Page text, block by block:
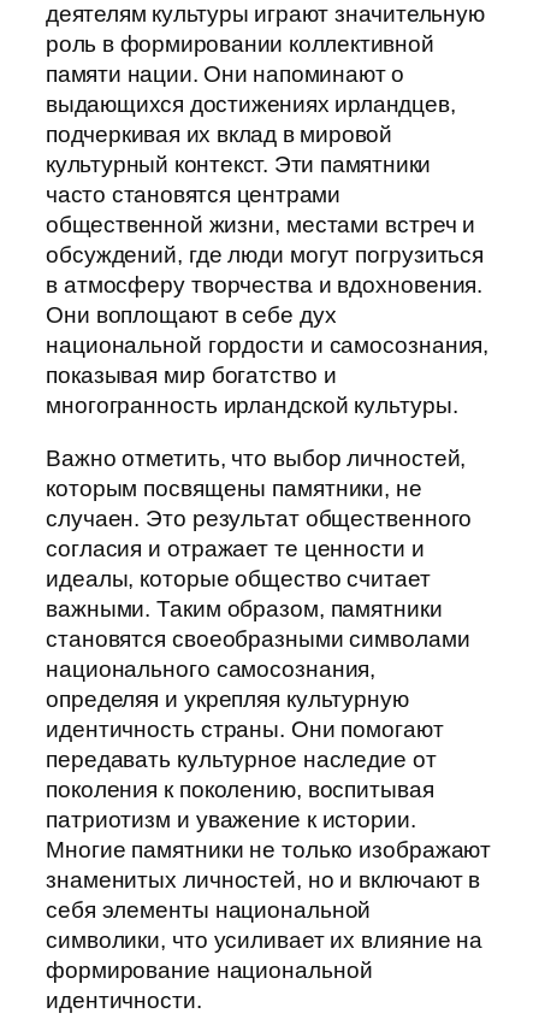
деятелям культуры играют значительную
роль в формировании коллективной
памяти нации. Они напоминают о
выдающихся достижениях ирландцев,
подчеркивая их вклад в мировой
культурный контекст. Эти памятники
часто становятся центрами
общественной жизни, местами встреч и
обсуждений, где люди могут погрузиться
в атмосферу творчества и вдохновения.
Они воплощают в себе дух
национальной гордости и самосознания,
показывая мир богатство и
многогранность ирландской культуры.
Важно отметить, что выбор личностей,
которым посвящены памятники, не
случаен. Это результат общественного
согласия и отражает те ценности и
идеалы, которые общество считает
важными. Таким образом, памятники
становятся своеобразными символами
национального самосознания,
определяя и укрепляя культурную
идентичность страны. Они помогают
передавать культурное наследие от
поколения к поколению, воспитывая
патриотизм и уважение к истории.
Многие памятники не только изображают
знаменитых личностей, но и включают в
себя элементы национальной
символики, что усиливает их влияние на
формирование национальной
идентичности.